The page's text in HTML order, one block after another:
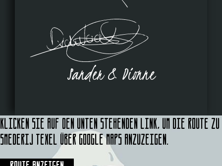
Sander & Dionne
Klicken Sie auf den unten stehenden Link, um die Route zu
Smederij Texel über Google Maps anzuzeigen.